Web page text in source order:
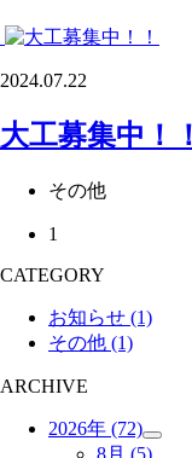
2024.07.22
大工募集中！！
その他
1
CATEGORY
お知らせ (1)
その他 (1)
ARCHIVE
2026年 (72)